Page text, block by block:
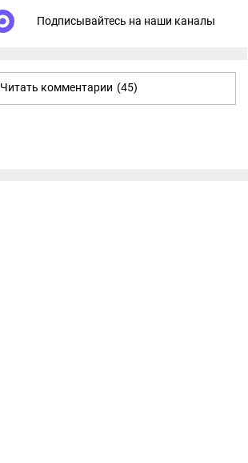
Подписывайтесь на наши каналы
Читать комментарии (45)